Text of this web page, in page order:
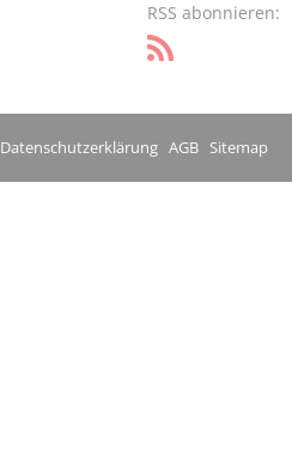
RSS abonnieren:
Datenschutzerklärung AGB Sitemap